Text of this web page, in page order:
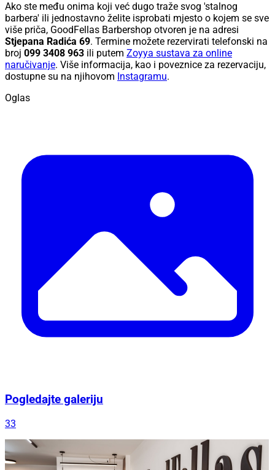
Ako ste među onima koji već dugo traže svog 'stalnog
barbera' ili jednostavno želite isprobati mjesto o kojem se sve
više priča, GoodFellas Barbershop otvoren je na adresi
Stjepana Radića 69. Termine možete rezervirati telefonski na
broj 099 3408 963 ili putem Zoyya sustava za online
naručivanje. Više informacija, kao i poveznice za rezervaciju,
dostupne su na njihovom Instagramu.
Oglas
Pogledajte galeriju
33